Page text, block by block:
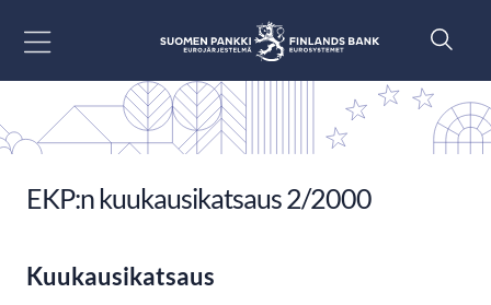
EKP:n kuukausikatsaus 2/2000
Kuukausikatsaus